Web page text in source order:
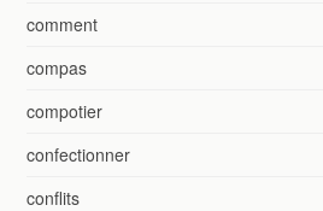
comment
compas
compotier
confectionner
conflits